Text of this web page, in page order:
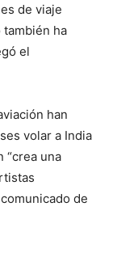
de viaje
ha
el
han
volar a India
“crea una
de